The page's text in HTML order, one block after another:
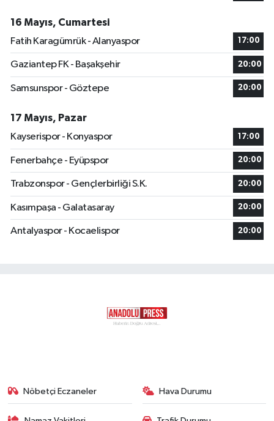
16 Mayıs, Cumartesi
Fatih Karagümrük - Alanyaspor
17:00
Gaziantep FK - Başakşehir 20:00
Samsunspor - Göztepe 20:00
17 Mayıs, Pazar
Kayserispor - Konyaspor
17:00
Fenerbahçe - Eyüpspor 20:00
Trabzonspor - Gençlerbirliği S.K. 20:00
Kasımpaşa - Galatasaray 20:00
Antalyaspor - Kocaelispor 20:00
Nöbetçi Eczaneler Hava Durumu